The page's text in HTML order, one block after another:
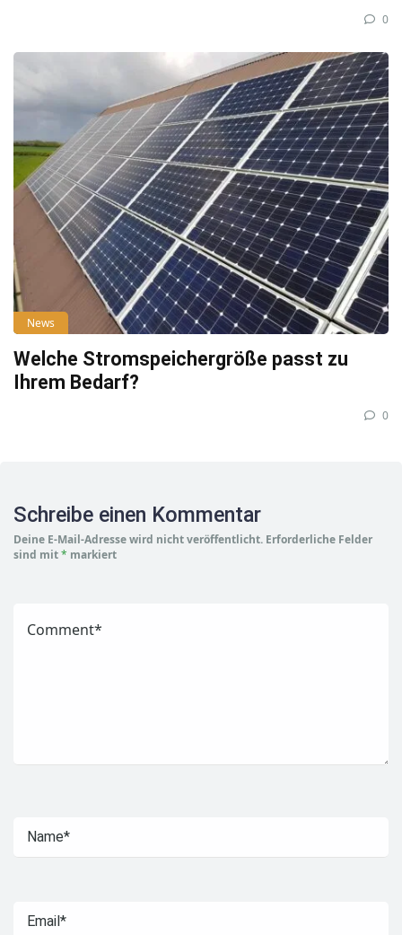
0
News
Welche Stromspeichergröße passt zu
Ihrem Bedarf?
0
Schreibe einen Kommentar
Deine E-Mail-Adresse wird nicht veröffentlicht. Erforderliche Felder
sind mit* markiert